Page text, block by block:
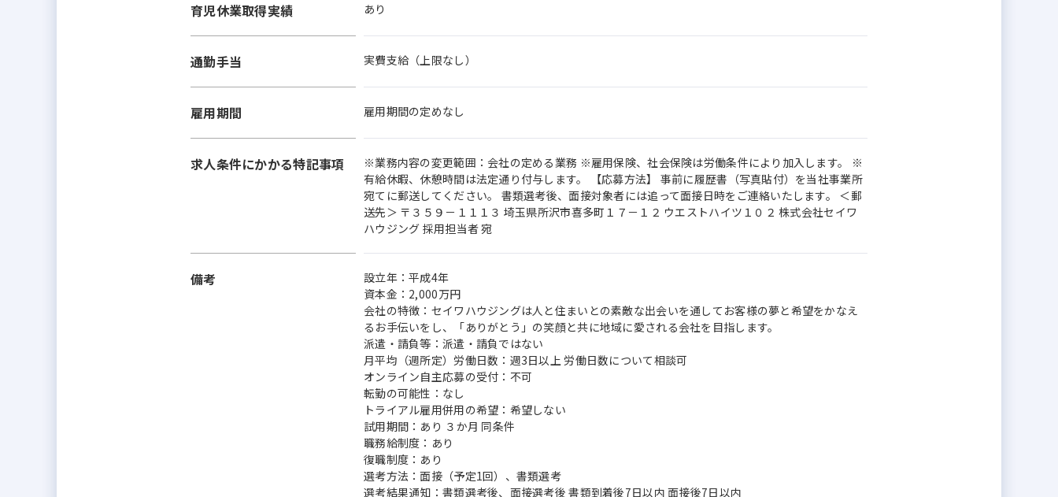
育児休業取得実績 あり
通勤手当 実費支給（上限なし）
雇用期間 雇用期間の定めなし
求人条件にかかる特記事項
※業務内容の変更範囲：会社の定める業務 ※雇用保険、社会保険は労働条件により加入します。 ※
有給休暇、休憩時間は法定通り付与します。 【応募方法】 事前に履歴書（写真貼付）を当社事業所
宛てに郵送してください。 書類選考後、面接対象者には追って面接日時をご連絡いたします。 ＜郵
送先＞ 〒３５９－１１１３ 埼玉県所沢市喜多町１７－１２ ウエストハイツ１０２ 株式会社セイワ
ハウジング 採用担当者 宛
備考
設立年：平成4年
資本金：2,000万円
会社の特徴：セイワハウジングは人と住まいとの素敵な出会いを通してお客様の夢と希望をかなえ
るお手伝いをし、「ありがとう」の笑顔と共に地域に愛される会社を目指します。
派遣・請負等：派遣・請負ではない
月平均（週所定）労働日数：週3日以上 労働日数について相談可
オンライン自主応募の受付：不可
転勤の可能性：なし
トライアル雇用併用の希望：希望しない
試用期間：あり ３か月 同条件
職務給制度：あり
復職制度：あり
選考方法：面接（予定1回）、書類選考
選考結果通知：書類選考後、面接選考後 書類到着後7日以内 面接後7日以内